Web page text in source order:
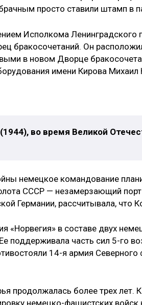
просто ставили штамп в
Исполкома Ленинградского
бракосочетаний. Он
в новом Дворце
имени Кирова
во время Великой
немецкое командование
СССР — незамерзающий
Германии, рассчитывала, что
«Норвегия» в составе двух
поддерживала часть сил 5-го
14-я армия
продолжалась более трех лет.
немецко-фашистских